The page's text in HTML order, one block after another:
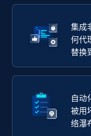
集成
何代
替换
自动
被用
络瀑